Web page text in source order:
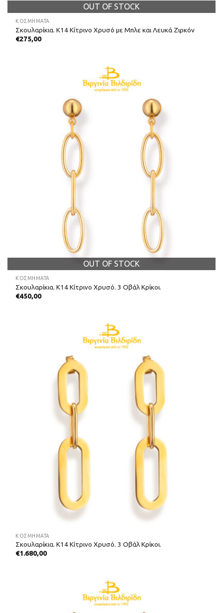
OUT OF STOCK
ΚΟΣΜΗΜΑΤΑ
Σκουλαρίκια. Κ14 Κίτρινο Χρυσό με Μπλε και Λευκά Ζιρκόν
€275,00
OUT OF STOCK
ΚΟΣΜΗΜΑΤΑ
Σκουλαρίκια. Κ14 Κίτρινο Χρυσό. 3 Οβάλ Κρίκοι.
€450,00
ΚΟΣΜΗΜΑΤΑ
Σκουλαρίκια. Κ14 Κίτρινο Χρυσό. 3 Οβάλ Κρίκοι.
€1.680,00